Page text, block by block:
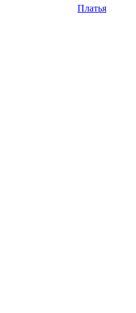
Платья